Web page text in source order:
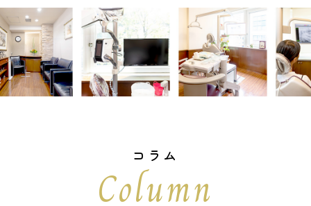
コラム
Column